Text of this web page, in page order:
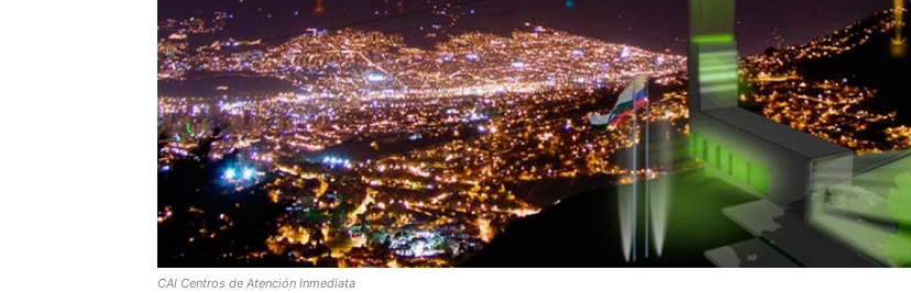
CAI Centros de Atención Inmediata